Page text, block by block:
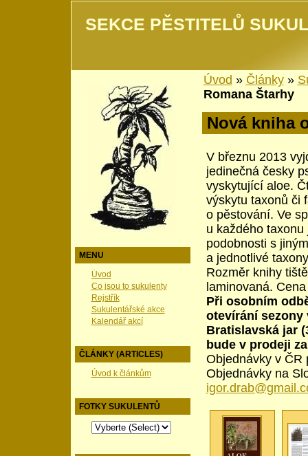
SEKCE PĚSTITELŮ
MENU
Úvod
Co jsou to sukulenty
Rejstřík
Sukulentářské akce
Kalendář akcí
ČLÁNKY (ARTICLES)
Úvod k článkům
FOTKY SUKULENTŮ
Úvod » Články»
Romana Štarhy
Nová kniha
V březnu 2013
jedinečná česky
vyskytující aloe.
výskytu taxonů či
o pěstování. Ve
u každého
podobnosti s
a jednotlivé
Rozměr knihy
laminovaná.
Při osobním
otevírání sezony
Bratislavská jar
bude v prodeji
Objednávky v
Objednávky na